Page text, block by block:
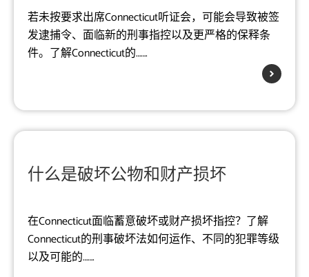
若未按要求出席Connecticut听证会，可能会导致被签
发逮捕令、面临新的刑事指控以及更严格的保释条
件。了解Connecticut的…….
什么是破坏公物和财产损坏
在Connecticut面临蓄意破坏或财产损坏指控？了解
Connecticut的刑事破坏法如何运作、不同的犯罪等级
以及可能的…….